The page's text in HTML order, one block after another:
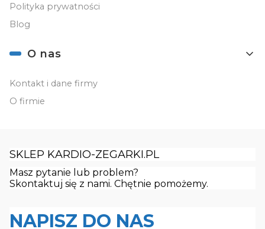
Polityka prywatności
Blog
O nas
Kontakt i dane firmy
O firmie
SKLEP KARDIO-ZEGARKI.PL
Masz pytanie lub problem?
Skontaktuj się z nami. Chętnie pomożemy.
NAPISZ DO NAS